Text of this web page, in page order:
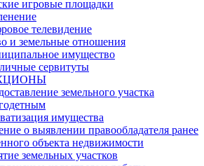
игровые площадки
телевидение
и земельные отношения
имущество
сервитуты
земельного участка
имущества
о выявлении правообладателя ранее
объекта недвижимости
земельных участков